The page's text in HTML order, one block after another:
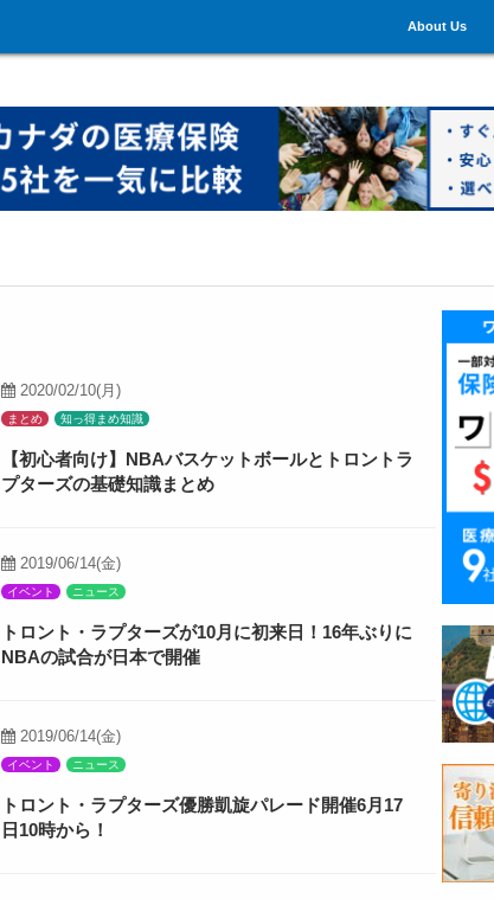
About Us
2020/02/10(月)
まとめ 知っ得まめ知識
【初心者向け】NBAバスケットボールとトロントラ
プターズの基礎知識まとめ
2019/06/14(金)
イベント ニュース
トロント・ラプターズが10月に初来日！16年ぶりに
NBAの試合が日本で開催
2019/06/14(金)
イベント ニュース
トロント・ラプターズ優勝凱旋パレード開催6月17
日10時から！